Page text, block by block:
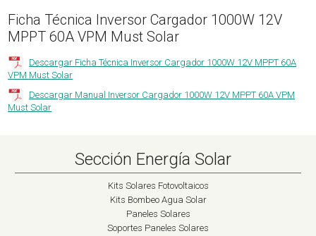
Ficha Técnica Inversor Cargador 1000W 12V
MPPT 60A VPM Must Solar
Descargar Ficha Técnica Inversor Cargador 1000W 12V MPPT 60A
VPM Must Solar
Descargar Manual Inversor Cargador 1000W 12V MPPT 60A VPM
Must Solar
Sección Energía Solar
Kits Solares Fotovoltaicos
Kits Bombeo Agua Solar
Paneles Solares
Soportes Paneles Solares